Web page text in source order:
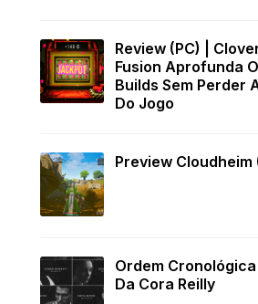
Review (PC) |
Fusion Aprofunda
Builds Sem Perder
Do Jogo
Preview Cloudheim
Ordem
Da Cora Reilly